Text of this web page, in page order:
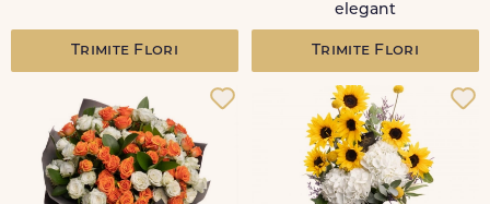
Trimite Flori
elegant
Trimite Flori